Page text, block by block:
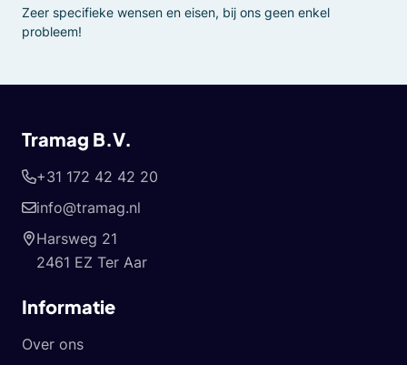
Zeer specifieke wensen en eisen, bij ons geen enkel
probleem!
Tramag B.V.
+31 172 42 42 20
info@tramag.nl
Harsweg 21
2461 EZ Ter Aar
Informatie
Over ons